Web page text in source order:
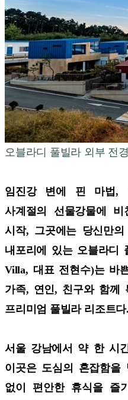
오블라디 풀빌라 외부 전경
임진강 변에 핀 마법,
사계절의 선물강물에
시작, 그곳에는 당신만
내포리에 있는 오블라디
Villa, 대표 전현수)는 바
가족, 연인, 친구와 함께
프리미엄 풀빌라 리조트다.
서울 강남에서 약 한 시
이곳은 도심의 혼잡함을
없이 편안한 휴식을 즐